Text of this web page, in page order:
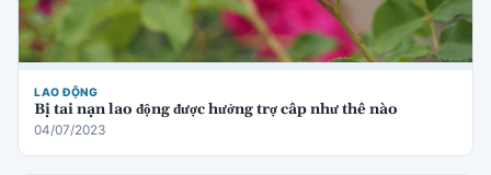
LAO ĐỘNG
Bị tai nạn lao động được hưởng trợ cấp như thế nào
04/07/2023